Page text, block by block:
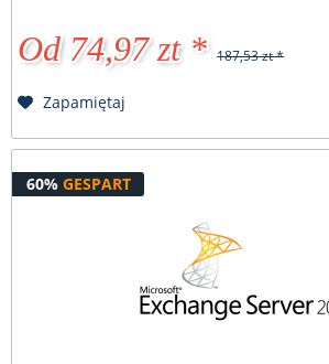
Od 74,97 zt * 187,53 zt *
Zapamiętaj
60% GESPART